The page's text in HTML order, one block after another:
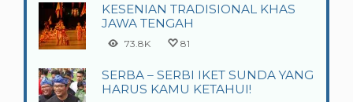
KESENIAN TRADISIONAL KHAS
JAWA TENGAH
73.8K 81
SERBA – SERBI IKET SUNDA YANG
HARUS KAMU KETAHUI!